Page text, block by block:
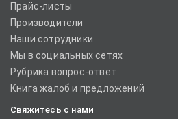
Прайс-листы
Производители
Наши сотрудники
Мы в социальных сетях
Рубрика вопрос-ответ
Книга жалоб и предложений
Свяжитесь с нами